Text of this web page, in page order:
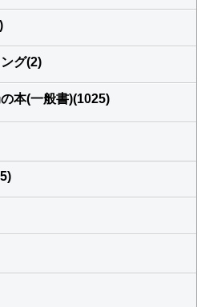
グ(2)
本(一般書)(1025)